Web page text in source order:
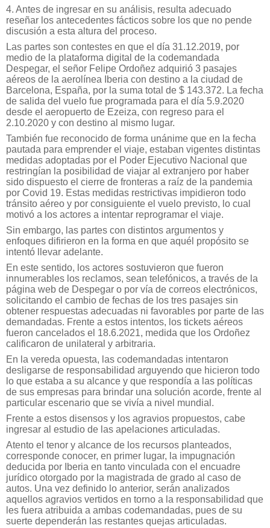
4. Antes de ingresar en su análisis, resulta adecuado
reseñar los antecedentes fácticos sobre los que no pende
discusión a esta altura del proceso.
Las partes son contestes en que el día 31.12.2019, por
medio de la plataforma digital de la codemandada
Despegar, el señor Felipe Ordoñez adquirió 3 pasajes
aéreos de la aerolínea Iberia con destino a la ciudad de
Barcelona, España, por la suma total de $ 143.372. La fecha
de salida del vuelo fue programada para el día 5.9.2020
desde el aeropuerto de Ezeiza, con regreso para el
2.10.2020 y con destino al mismo lugar.
También fue reconocido de forma unánime que en la fecha
pautada para emprender el viaje, estaban vigentes distintas
medidas adoptadas por el Poder Ejecutivo Nacional que
restringían la posibilidad de viajar al extranjero por haber
sido dispuesto el cierre de fronteras a raíz de la pandemia
por Covid 19. Estas medidas restrictivas impidieron todo
tránsito aéreo y por consiguiente el vuelo previsto, lo cual
motivó a los actores a intentar reprogramar el viaje.
Sin embargo, las partes con distintos argumentos y
enfoques difirieron en la forma en que aquél propósito se
intentó llevar adelante.
En este sentido, los actores sostuvieron que fueron
innumerables los reclamos, sean telefónicos, a través de la
página web de Despegar o por vía de correos electrónicos,
solicitando el cambio de fechas de los tres pasajes sin
obtener respuestas adecuadas ni favorables por parte de las
demandadas. Frente a estos intentos, los tickets aéreos
fueron cancelados el 18.6.2021, medida que los Ordoñez
calificaron de unilateral y arbitraria.
En la vereda opuesta, las codemandadas intentaron
desligarse de responsabilidad arguyendo que hicieron todo
lo que estaba a su alcance y que respondía a las políticas
de sus empresas para brindar una solución acorde, frente al
particular escenario que se vivía a nivel mundial.
Frente a estos disensos y los agravios propuestos, cabe
ingresar al estudio de las apelaciones articuladas.
Atento el tenor y alcance de los recursos planteados,
corresponde conocer, en primer lugar, la impugnación
deducida por Iberia en tanto vinculada con el encuadre
jurídico otorgado por la magistrada de grado al caso de
autos. Una vez definido lo anterior, serán analizados
aquellos agravios vertidos en torno a la responsabilidad que
les fuera atribuida a ambas codemandadas, pues de su
suerte dependerán las restantes quejas articuladas.